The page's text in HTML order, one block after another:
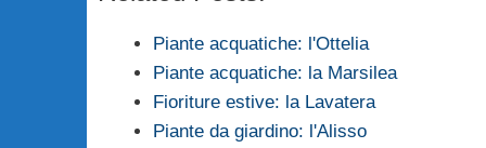
Piante acquatiche: l'Ottelia
Piante acquatiche: la Marsilea
Fioriture estive: la Lavatera
Piante da giardino: l'Alisso